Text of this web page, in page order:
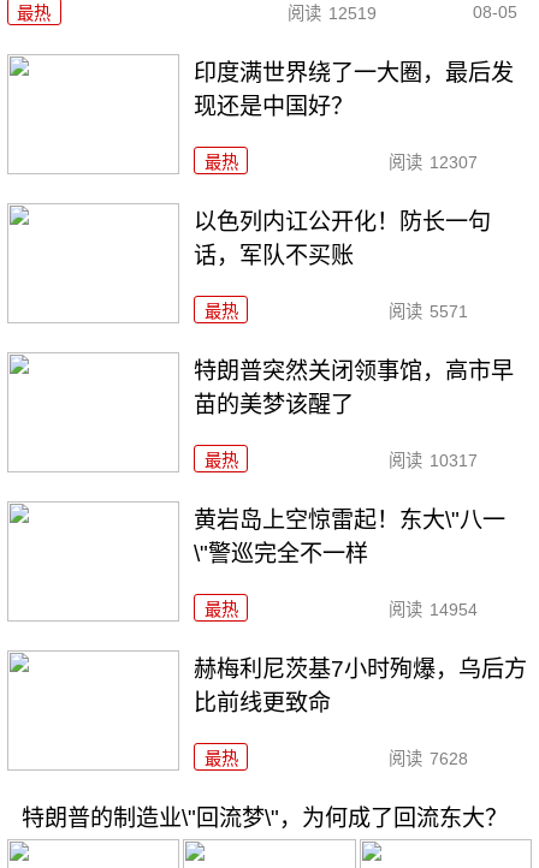
最热 阅读 12519 08-05
印度满世界绕了一大圈，最后发
现还是中国好？
最热 阅读 12307
以色列内讧公开化！防长一句
话，军队不买账
最热 阅读 5571
特朗普突然关闭领事馆，高市早
苗的美梦该醒了
最热 阅读 10317
黄岩岛上空惊雷起！东大\"八一
\"警巡完全不一样
最热 阅读 14954
赫梅利尼茨基7小时殉爆，乌后方
比前线更致命
最热 阅读 7628
特朗普的制造业\"回流梦\"，为何成了回流东大？